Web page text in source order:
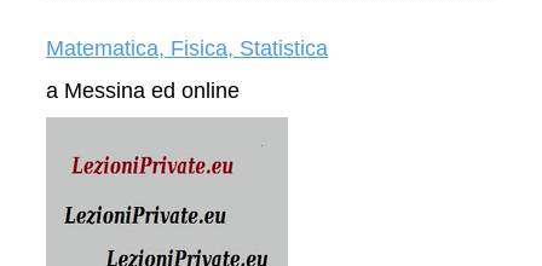
Matematica, Fisica, Statistica
a Messina ed online